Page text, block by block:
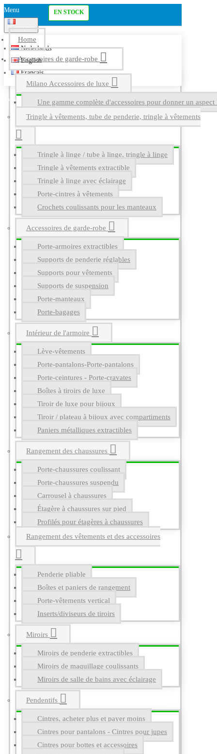
Menu
Français
Nederlands
English
Français
Home
Accessoires de garde-robe
Milano Accessoires de luxe
Une gamme complète d'accessoires pour donner un
Tringle à vêtements, tube de penderie, tringle à vêtements
Tringle à linge / tube à linge, tringle à linge
Tringle à vêtements extractible
Tringle à linge avec éclairage
Porte-cintres à vêtements
Crochets coulissants pour les manteaux
Accessoires de garde-robe
Porte-armoires extractibles
Supports de penderie réglables
Supports pour vêtements
Supports de suspension
Porte-manteaux
Porte-bagages
Intérieur de l'armoire
Lève-vêtements
Porte-pantalons-Porte-pantalons
Porte-ceintures - Porte-cravates
Boîtes à tiroirs de luxe
Tiroir de luxe pour bijoux
Tiroir / plateau à bijoux avec compartiments
Paniers métalliques extractibles
Rangement des chaussures
Porte-chaussures coulissant
Porte-chaussures suspendu
Carrousel à chaussures
Étagère à chaussures sur pied
Profilés pour étagères à chaussures
Rangement des vêtements et des accessoires
Penderie pliable
Boîtes et paniers de rangement
Porte-vêtements vertical
Inserts/diviseurs de tiroirs
Miroirs
Miroirs de penderie extractibles
Miroirs de maquillage coulissants
Miroirs de salle de bains avec éclairage
Pendentifs
Cintres, acheter plus et payer moins
Cintres pour pantalons - Cintres pour jupes
Cintres pour bottes et accessoires
EN STOCK